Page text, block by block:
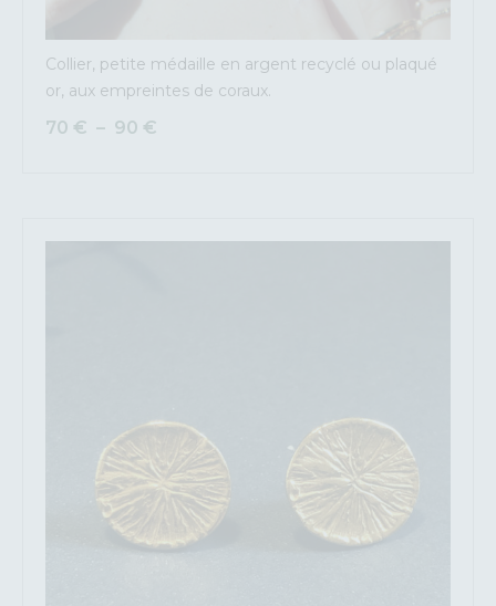
Collier, petite médaille en argent recyclé ou plaqué
or, aux empreintes de coraux.
70 € – 90 €